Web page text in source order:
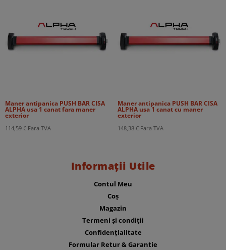
Maner antipanica PUSH BAR CISA
ALPHA usa 1 canat fara maner
exterior
114,59 € Fara TVA
Maner antipanica PUSH BAR CISA
ALPHA usa 1 canat cu maner
exterior
148,38 € Fara TVA
Informații Utile
Contul Meu
Coș
Magazin
Termeni și condiții
Confidențialitate
Formular Retur & Garantie